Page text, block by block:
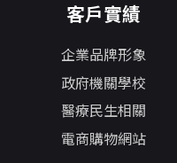
客戶實績
企業品牌形象
政府機關學校
醫療民生相關
電商購物網站